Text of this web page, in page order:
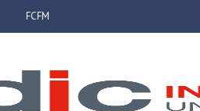
FCFM